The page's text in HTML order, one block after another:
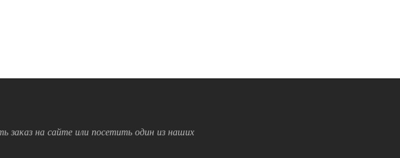
на сайте или посетить один из наших